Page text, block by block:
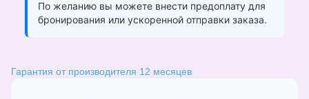
По желанию вы можете внести предоплату для
бронирования или ускоренной отправки заказа.
Гарантия от производителя 12 месяцев